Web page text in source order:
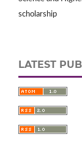
scholarship
LATEST